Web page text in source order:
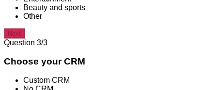
Beauty and sports
Other
Next
Question 3/3
Choose your CRM
Custom CRM